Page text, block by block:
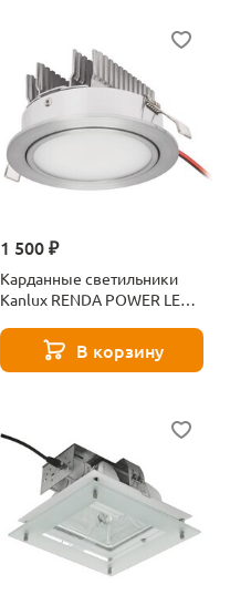
1 500 ₽
Карданные светильники
Kanlux RENDA POWER LED3
В корзину